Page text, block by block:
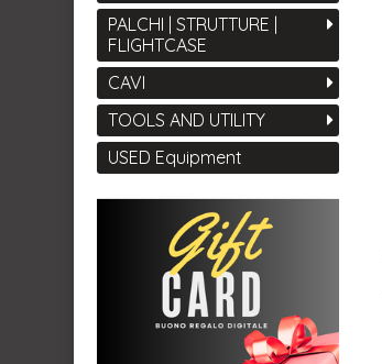
PALCHI | STRUTTURE |
FLIGHTCASE
CAVI
TOOLS AND UTILITY
USED Equipment